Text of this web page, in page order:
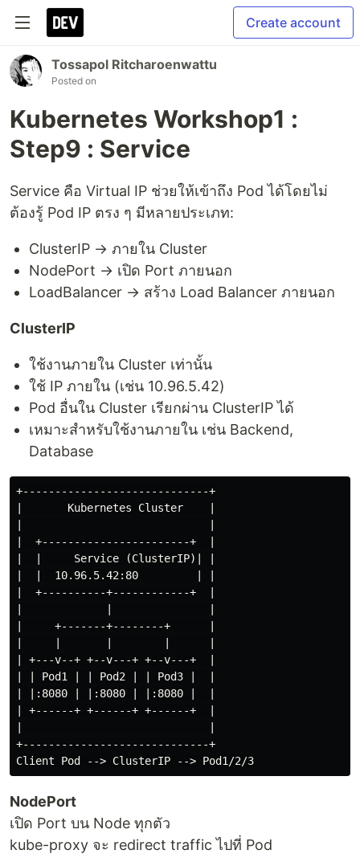
Create account
Tossapol Ritcharoenwattu
Posted on
Kubernetes Workshop1 :
Step9 : Service
Service คือ Virtual IP ช่วยให้เข้าถึง Pod ได้โดยไม่
ต้องรู้ Pod IP ตรง ๆ มีหลายประเภท:
ClusterIP → ภายใน Cluster
NodePort → เปิด Port ภายนอก
LoadBalancer → สร้าง Load Balancer ภายนอก
ClusterIP
ใช้งานภายใน Cluster เท่านั้น
ใช้ IP ภายใน (เช่น 10.96.5.42)
Pod อื่นใน Cluster เรียกผ่าน ClusterIP ได้
เหมาะสำหรับใช้งานภายใน เช่น Backend,
Database
+-----------------------------+
|       Kubernetes Cluster    |
|  +-----------------------+  |
|  |     Service (ClusterIP)| |
|  |  10.96.5.42:80         | |
|  +----------+------------+  |
|     +-------+--------+      |
| +---v--+ +--v---+ +--v---+  |
| | Pod1 | | Pod2 | | Pod3 |  |
| |:8080 | |:8080 | |:8080 |  |
| +------+ +------+ +------+  |
+-----------------------------+
NodePort
เปิด Port บน Node ทุกตัว
kube-proxy จะ redirect traffic ไปที่ Pod